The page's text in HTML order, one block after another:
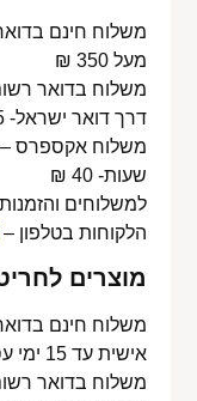
מעל 350 ₪
דרך דואר ישראל- 15 ₪
שעות- 40 ₪
למשלוחים
הלקוחות בטלפון
מוצרים
משלוח חינם
אישית עד 15 ימי עסקים מעל 350 ₪